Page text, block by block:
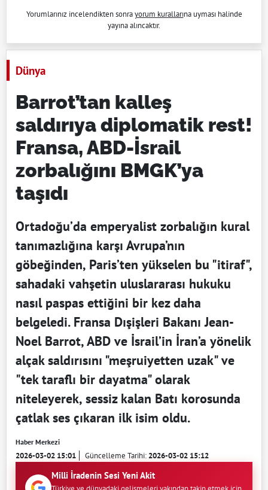
Yorumlarınız incelendikten sonrayorum kurallarına uyması halinde
yayına alıncaktır.
Dünya
Barrot’tan kalleş
saldırıya diplomatik rest!
Fransa, ABD-İsrail
zorbalığını BMGK’ya
taşıdı
Ortadoğu’da emperyalist zorbalığın kural
tanımazlığına karşı Avrupa’nın
göbeğinden, Paris’ten yükselen bu "itiraf",
sahadaki vahşetin uluslararası hukuku
nasıl paspas ettiğini bir kez daha
belgeledi. Fransa Dışişleri Bakanı Jean-
Noel Barrot, ABD ve İsrail’in İran’a yönelik
alçak saldırısını "meşruiyetten uzak" ve
"tek taraflı bir dayatma" olarak
niteleyerek, sessiz kalan Batı korosunda
çatlak ses çıkaran ilk isim oldu.
Haber Merkezi
2026-03-02 15:01 Güncelleme Tarihi:2026-03-02 15:12
Milli İradenin Sesi Yeni Akit